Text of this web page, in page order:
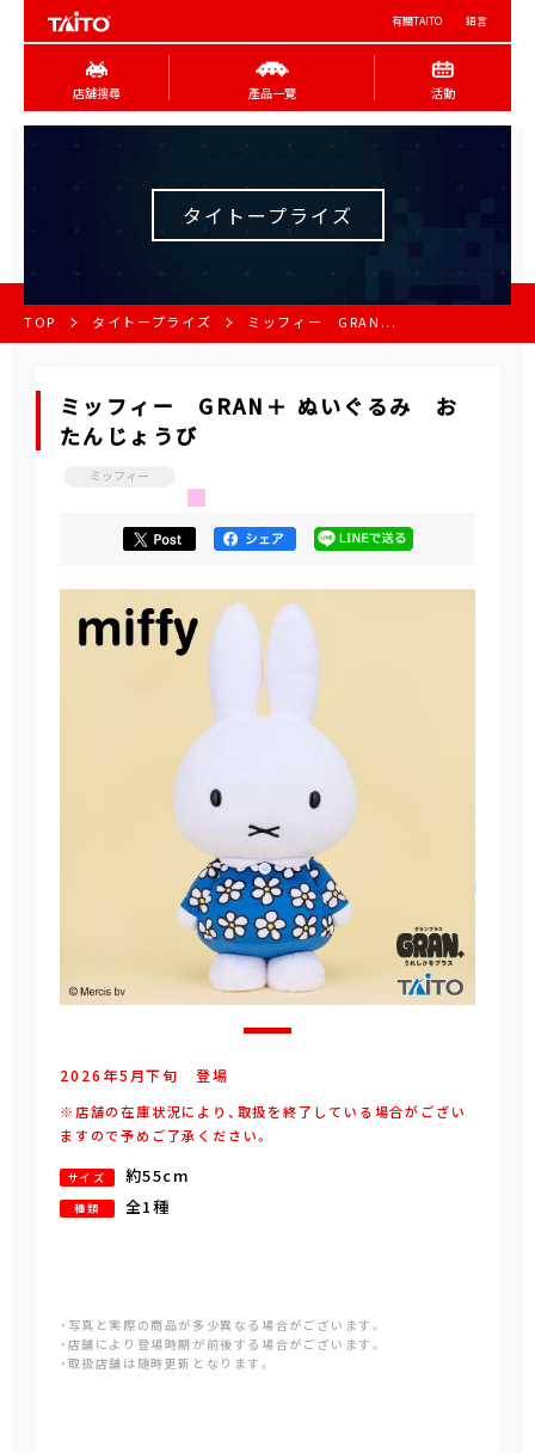
有關TAITO 語言
店舖搜尋 產品一覽 活動
タイトープライズ
TOP タイトープライズ ミッフィー GRAN...
ミッフィー GRAN＋ ぬいぐるみ お
たんじょうび
ミッフィー
2026年5 月下旬 登場
※店舗の在庫状況により、取扱を終了している場合がござい
ますので予めご了承ください。
サイズ 約55cm
種類 全1種
・写真と実際の商品が多少異なる場合がございます。
・店舗により登場時期が前後する場合がございます。
・取扱店舗は随時更新となります。